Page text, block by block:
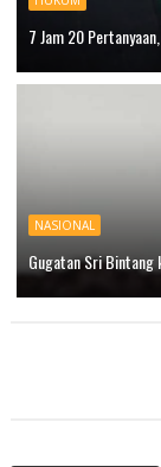
7 Jam 20
NASIONAL
Gugatan Sri Bintang